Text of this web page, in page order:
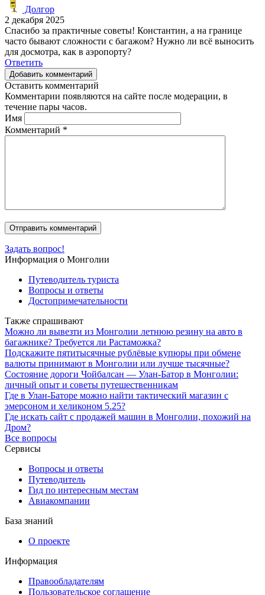
Долгор
2 декабря 2025
Спасибо за практичные советы! Константин, а на границе
часто бывают сложности с багажом? Нужно ли всё выносить
для досмотра, как в аэропорту?
Ответить
Добавить комментарий
Оставить комментарий
Комментарии появляются на сайте после модерации, в
течение пары часов.
Имя
Комментарий *
Задать вопрос!
Информация о Монголии
Путеводитель туриста
Вопросы и ответы
Достопримечательности
Также спрашивают
Можно ли вывезти из Монголии летнюю резину на авто в
багажнике? Требуется ли Растаможка?
Подскажите пятитысячные рублёвые купюры при обмене
валюты принимают в Монголии или лучше тысячные?
Состояние дороги Чойбалсан — Улан-Батор в Монголии:
личный опыт и советы путешественникам
Где в Улан-Баторе можно найти тактический магазин с
эмерсоном и хеликоном 5.25?
Где искать сайт с продажей машин в Монголии, похожий на
Дром?
Все вопросы
Сервисы
Вопросы и ответы
Путеводитель
Гид по интересным местам
Авиакомпании
База знаний
О проекте
Информация
Правообладателям
Пользовательское соглашение